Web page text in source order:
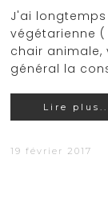
J'ai
végétarienne
chair animale,
général la
Lire
19 février 2017